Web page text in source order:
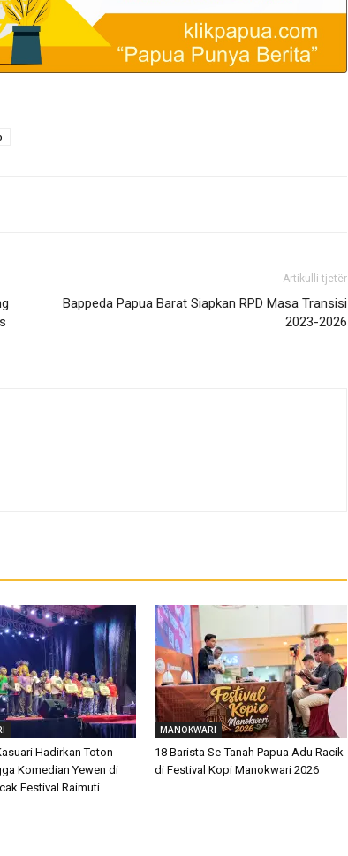
Artikulli tjetër
Bappeda Papua Barat Siapkan RPD Masa Transisi
2023-2026
Hadirkan Toton
Komedian Yewen di
Festival Raimuti
MANOKWARI
18 Barista Se-Tanah Papua Adu Racik
di Festival Kopi Manokwari 2026